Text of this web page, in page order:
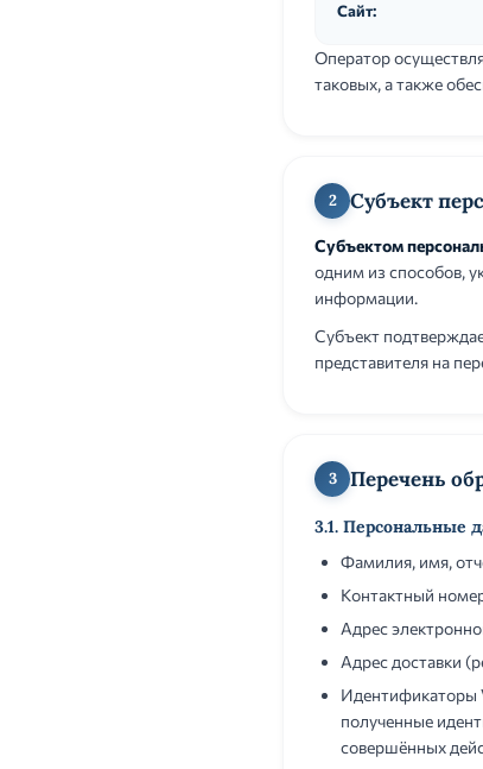
Сайт:
Оператор
таковых, а также
2 Субъект
Субъектом
одним из способов,
информации.
Субъект
представителя на
3 Перечень
3.1. Персональные
Фамилия, имя,
Контактный
Адрес
Адрес доставки
Идентификаторы
полученные
совершённых